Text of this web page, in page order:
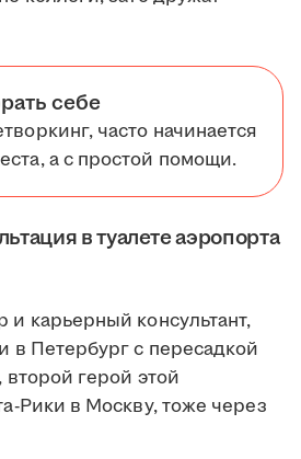
себе
часто начинается
а с простой помощи.
в туалете аэропорта
карьерный консультант,
в Петербург с пересадкой
герой этой
Рики в Москву, тоже через